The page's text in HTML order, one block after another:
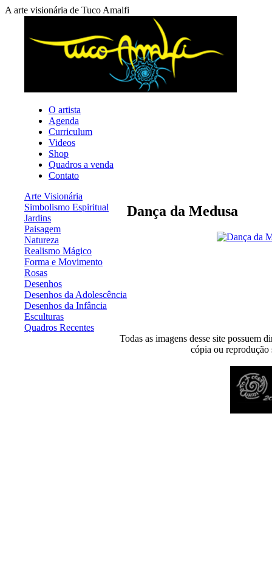
A arte visionária de Tuco Amalfi
O artista
Agenda
Curriculum
Videos
Shop
Quadros a venda
Contato
Arte Visionária
Simbolismo Espiritual
Jardins
Paisagem
Natureza
Realismo Mágico
Forma e Movimento
Rosas
Desenhos
Desenhos da Adolescência
Desenhos da Infância
Esculturas
Quadros Recentes
Dança da Medusa
Todas as imagens desse site possuem
cópia ou reprodução